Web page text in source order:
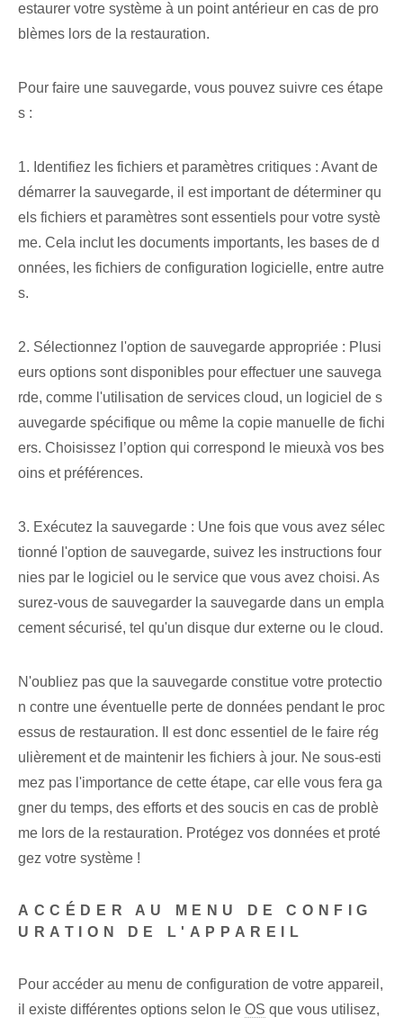
estaurer votre système à un point antérieur en cas de pro
blèmes lors de la restauration.
Pour faire une sauvegarde, vous pouvez suivre ces étape
s :
1. Identifiez les fichiers et paramètres critiques : Avant de
démarrer la sauvegarde, il est important de déterminer qu
els fichiers et paramètres sont essentiels pour votre systè
me. Cela inclut les documents importants, les bases de d
onnées, les fichiers de configuration logicielle, entre autre
s.
2. Sélectionnez l'option de sauvegarde appropriée : Plusi
eurs options sont disponibles pour effectuer une sauvega
rde, comme l'utilisation de services cloud, un logiciel de s
auvegarde spécifique ou même la copie manuelle de fichi
ers. ‌Choisissez l’option qui correspond le mieux⁤à vos bes
oins​ et⁤ préférences.
3. Exécutez la sauvegarde : Une fois que vous avez sélec
tionné l'option de sauvegarde, suivez les instructions four
nies par le logiciel ou le service que vous avez choisi. As
surez-vous de sauvegarder la sauvegarde dans un empla
cement sécurisé, tel qu'un disque dur externe ou le cloud.
N'oubliez pas que la sauvegarde constitue votre protectio
n contre une éventuelle perte de données pendant le proc
essus de restauration. Il est donc essentiel de le faire rég
ulièrement et de maintenir les fichiers à jour. Ne sous-esti
mez pas l'importance de cette étape, car elle vous fera ga
gner du temps, des efforts et des soucis en cas de problè
me lors de la restauration. Protégez vos données et proté
gez votre système !
ACCÉDER AU MENU DE CONFIG
URATION DE L'APPAREIL
Pour accéder au menu de configuration de votre appareil,
il existe différentes options selon le OS que vous utilisez,